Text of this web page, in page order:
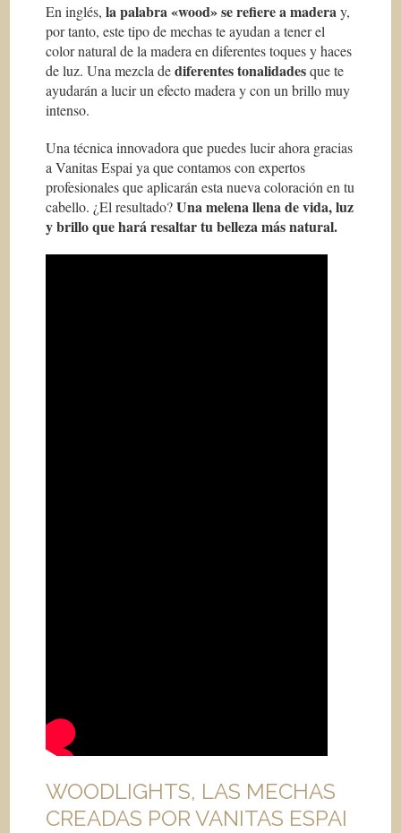
En inglés, la palabra «wood» se refiere a maderay,
por tanto, este tipo de mechas te ayudan a tener el
color natural de la madera en diferentes toques y haces
de luz. Una mezcla dediferentes tonalidadesque te
ayudarán a lucir un efecto madera y con un brillo muy
intenso.
Una técnica innovadora que puedes lucir ahora gracias
a Vanitas Espai ya que contamos con expertos
profesionales que aplicarán esta nueva coloración en tu
cabello. ¿El resultado?Una melena llena de vida, luz
y brillo que hará resaltar tu belleza más natural.
WOODLIGHTS, LAS MECHAS
CREADAS POR VANITAS ESPAI